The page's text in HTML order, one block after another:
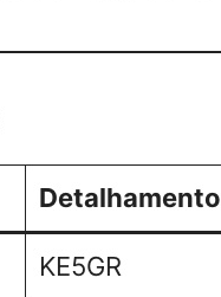
Detalhamento
KE5GR